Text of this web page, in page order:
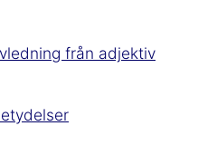
från adjektiv